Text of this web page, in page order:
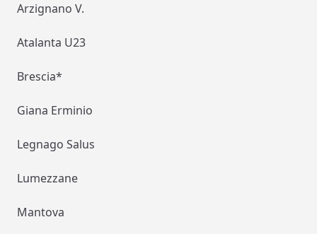
Arzignano V.
Atalanta U23
Brescia*
Giana Erminio
Legnago Salus
Lumezzane
Mantova